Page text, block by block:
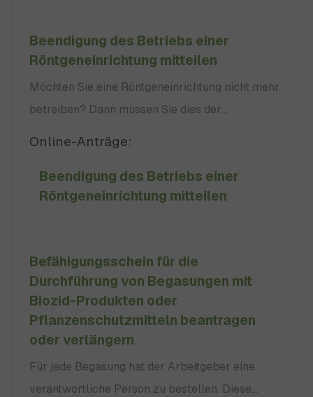
Beendigung des Betriebs einer
Röntgeneinrichtung mitteilen
Möchten Sie eine Röntgeneinrichtung nicht mehr
betreiben? Dann müssen Sie dies der
Regierungspräsidium, in dessen Bezirk Ihre
Einrichtung (Krankenhaus, Praxis, Unternehmen)
Online-Anträge:
Beendigung des Betriebs einer
Röntgeneinrichtung mitteilen
Befähigungsschein für die
Durchführung von Begasungen mit
Biozid-Produkten oder
Pflanzenschutzmitteln beantragen
oder verlängern
Für jede Begasung hat der Arbeitgeber eine
verantwortliche Person zu bestellen. Diese